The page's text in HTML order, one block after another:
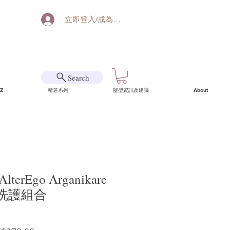
立即登入/成為會員
Search
精選系列 髮型資訊及建議 About
Arganikare
護組合